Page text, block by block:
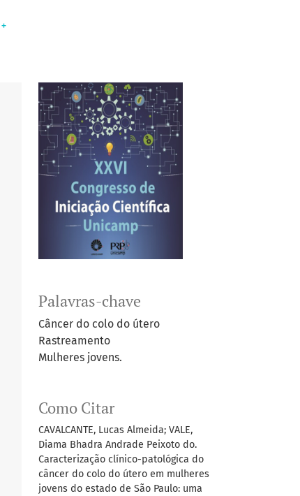
+
Palavras-chave
Câncer do colo do útero
Rastreamento
Mulheres jovens.
Como Citar
CAVALCANTE, Lucas Almeida; VALE,
Diama Bhadra Andrade Peixoto do.
Caracterização clínico-patológica do
câncer do colo do útero em mulheres
jovens do estado de São Paulo: uma